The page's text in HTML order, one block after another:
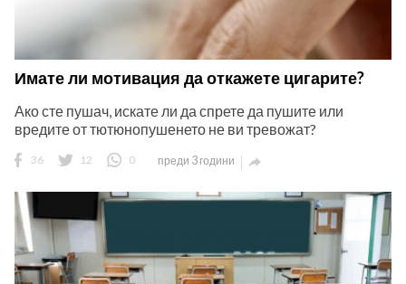
Имате ли мотивация да откажете цигарите?
Ако сте пушач, искате ли да спрете да пушите или
вредите от тютюнопушенето не ви тревожат?
36 12 0 преди 3 години 